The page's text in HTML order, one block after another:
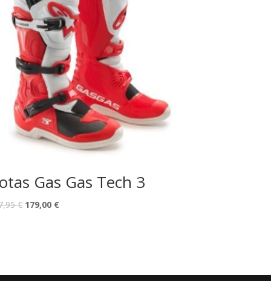
Gas Gas Tech 3
€ 179,00 €